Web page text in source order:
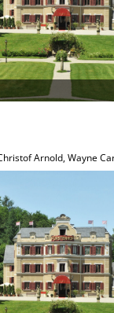
Arnold,Wayne